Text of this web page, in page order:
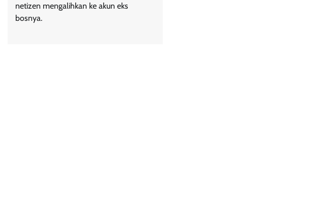
netizen mengalihkan ke akun eks
bosnya.